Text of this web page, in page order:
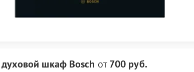
духовой шкаф Bosch от700 руб.